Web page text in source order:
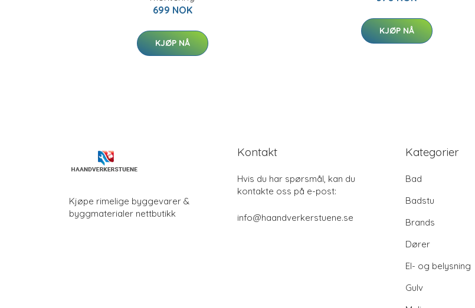
699 NOK
KJØP NÅ
KJØP NÅ
Kjøpe rimelige byggevarer &
byggmaterialer nettbutikk
Kontakt
Hvis du har spørsmål, kan du
kontakte oss på e-post:
info@haandverkerstuene.se
Kategorier
Bad
Badstu
Brands
Dører
El- og belysning
Gulv